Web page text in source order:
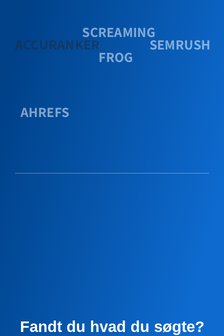
ACCURANKER
SCREAMING
FROG
SEMRUSH
AHREFS
Fandt du hvad du søgte?